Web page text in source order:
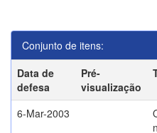
Conjunto de itens:
Data de
defesa
Pré-
visualização
6-Mar-2003